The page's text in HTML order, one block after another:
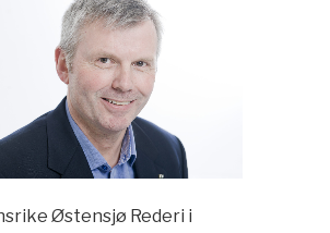
Østensjø Rederi i